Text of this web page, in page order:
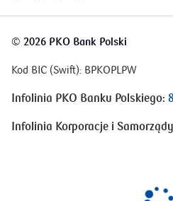
© 2026 PKO Bank Polski
Kod BIC (Swift): BPKOPLPW
Infolinia PKO Banku Polskiego:
Infolinia Korporacje i